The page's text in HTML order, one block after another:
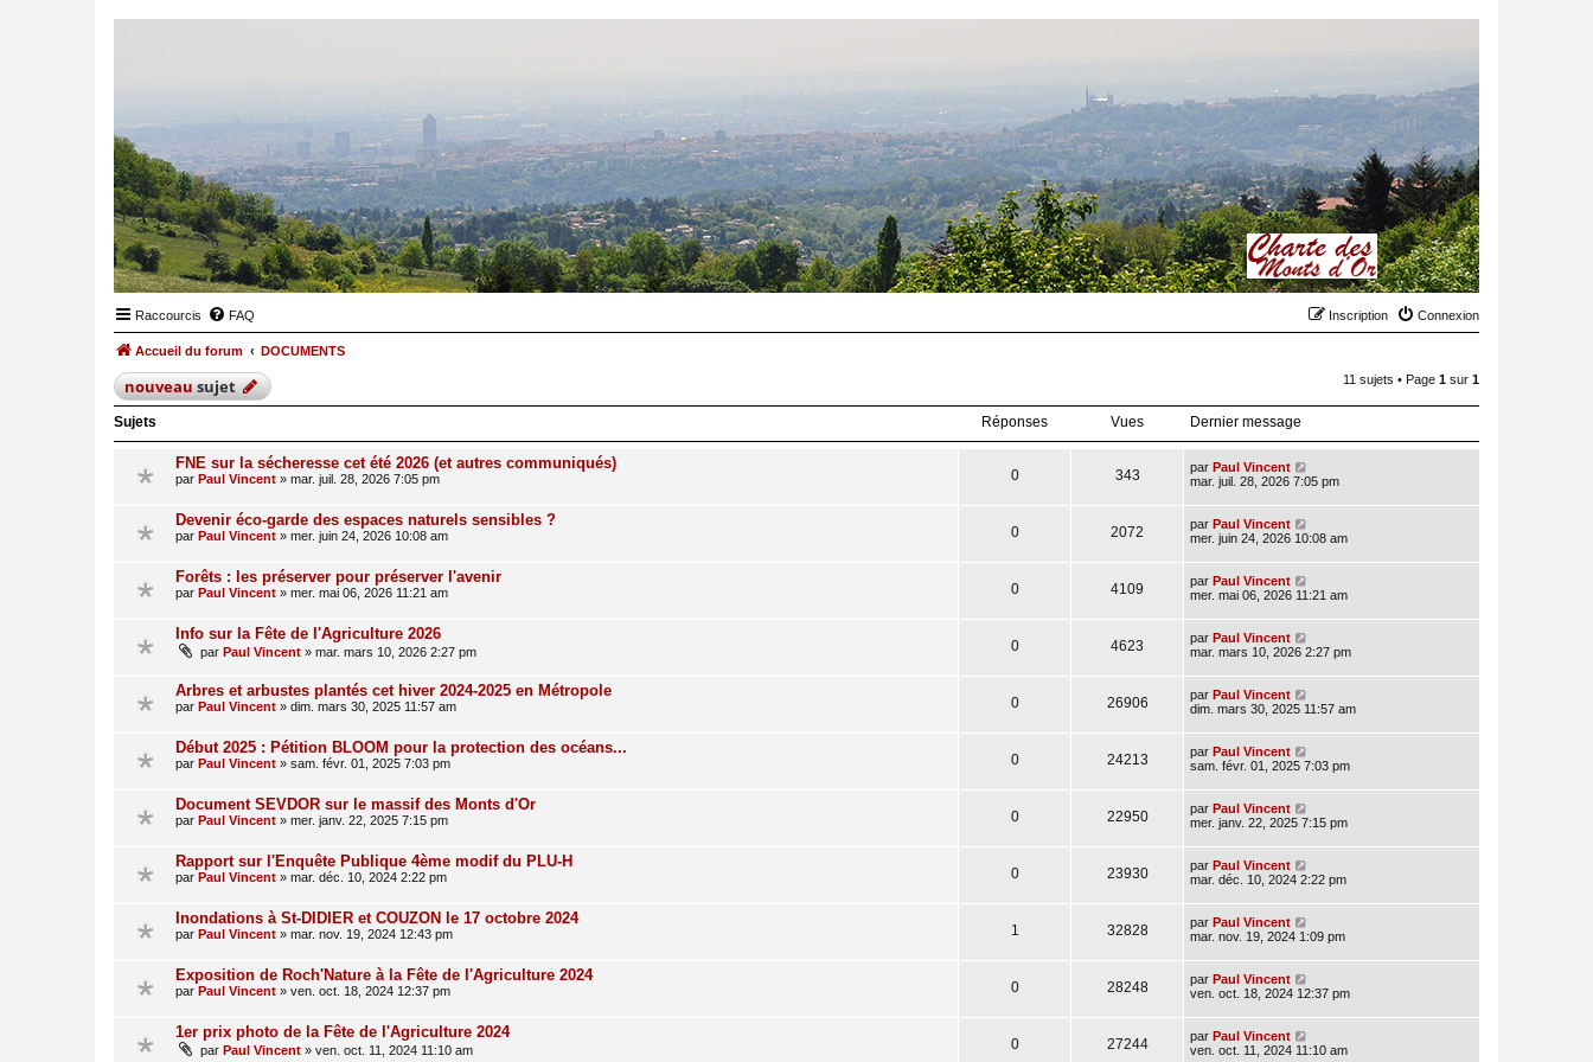
Raccourcis FAQ Connexion
Inscription
Accueil du forum DOCUMENTS
nouveausujet 11 sujets • Page 1 sur 1
Sujets Réponses Vues Dernier message
FNE sur la sécheresse cet été 2026 (et autres communiqués)
par Paul Vincent » mar. juil. 28, 2026 7:05 pm 0 343 par Paul Vincent
mar. juil. 28, 2026 7:05 pm
Devenir éco-garde des espaces naturels sensibles ?
par Paul Vincent » mer. juin 24, 2026 10:08 am 0 2072 par Paul Vincent
mer. juin 24, 2026 10:08 am
Forêts : les préserver pour préserver l'avenir
par Paul Vincent » mer. mai 06, 2026 11:21 am 0 4109 par Paul Vincent
mer. mai 06, 2026 11:21 am
Info sur la Fête de l'Agriculture 2026
par Paul Vincent » mar. mars 10, 2026 2:27 pm 0 4623 par Paul Vincent
mar. mars 10, 2026 2:27 pm
Arbres et arbustes plantés cet hiver 2024-2025 en Métropole
par Paul Vincent » dim. mars 30, 2025 11:57 am 0 26906 par Paul Vincent
dim. mars 30, 2025 11:57 am
Début 2025 : Pétition BLOOM pour la protection des océans...
par Paul Vincent » sam. févr. 01, 2025 7:03 pm 0 24213 par Paul Vincent
sam. févr. 01, 2025 7:03 pm
Document SEVDOR sur le massif des Monts d'Or
par Paul Vincent » mer. janv. 22, 2025 7:15 pm 0 22950 par Paul Vincent
mer. janv. 22, 2025 7:15 pm
Rapport sur l'Enquête Publique 4ème modif du PLU-H
par Paul Vincent » mar. déc. 10, 2024 2:22 pm 0 23930 par Paul Vincent
mar. déc. 10, 2024 2:22 pm
Inondations à St-DIDIER et COUZON le 17 octobre 2024
par Paul Vincent » mar. nov. 19, 2024 12:43 pm 1 32828 par Paul Vincent
mar. nov. 19, 2024 1:09 pm
Exposition de Roch'Nature à la Fête de l'Agriculture 2024
par Paul Vincent » ven. oct. 18, 2024 12:37 pm 0 28248 par Paul Vincent
ven. oct. 18, 2024 12:37 pm
1er prix photo de la Fête de l'Agriculture 2024
par Paul Vincent » ven. oct. 11, 2024 11:10 am 0 27244 par Paul Vincent
ven. oct. 11, 2024 11:10 am